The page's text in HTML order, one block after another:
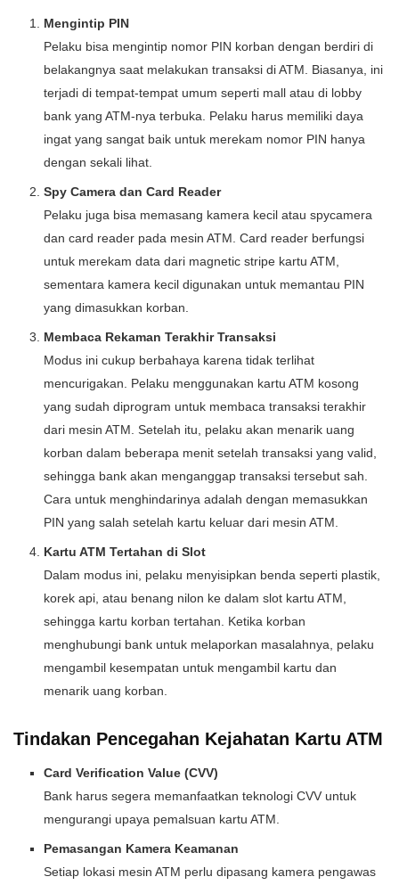
Mengintip PIN
Pelaku bisa mengintip nomor PIN korban dengan berdiri di
belakangnya saat melakukan transaksi di ATM. Biasanya, ini
terjadi di tempat-tempat umum seperti mall atau di lobby
bank yang ATM-nya terbuka. Pelaku harus memiliki daya
ingat yang sangat baik untuk merekam nomor PIN hanya
dengan sekali lihat.
Spy Camera dan Card Reader
Pelaku juga bisa memasang kamera kecil atau spycamera
dan card reader pada mesin ATM. Card reader berfungsi
untuk merekam data dari magnetic stripe kartu ATM,
sementara kamera kecil digunakan untuk memantau PIN
yang dimasukkan korban.
Membaca Rekaman Terakhir Transaksi
Modus ini cukup berbahaya karena tidak terlihat
mencurigakan. Pelaku menggunakan kartu ATM kosong
yang sudah diprogram untuk membaca transaksi terakhir
dari mesin ATM. Setelah itu, pelaku akan menarik uang
korban dalam beberapa menit setelah transaksi yang valid,
sehingga bank akan menganggap transaksi tersebut sah.
Cara untuk menghindarinya adalah dengan memasukkan
PIN yang salah setelah kartu keluar dari mesin ATM.
Kartu ATM Tertahan di Slot
Dalam modus ini, pelaku menyisipkan benda seperti plastik,
korek api, atau benang nilon ke dalam slot kartu ATM,
sehingga kartu korban tertahan. Ketika korban
menghubungi bank untuk melaporkan masalahnya, pelaku
mengambil kesempatan untuk mengambil kartu dan
menarik uang korban.
Tindakan Pencegahan Kejahatan Kartu ATM
Card Verification Value (CVV)
Bank harus segera memanfaatkan teknologi CVV untuk
mengurangi upaya pemalsuan kartu ATM.
Pemasangan Kamera Keamanan
Setiap lokasi mesin ATM perlu dipasang kamera pengawas